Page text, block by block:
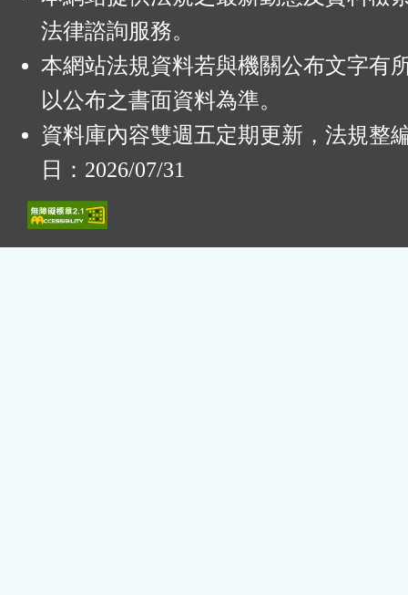
法律諮詢服務。
本網站法規資料若與機關公布文字有
以公布之書面資料為準。
資料庫內容雙週五定期更新，法規整
日：2026/07/31